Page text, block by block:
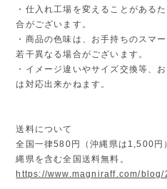
・仕入れ工場を変えることがある
合がございます。
・商品の色味は、お手持ちのスマ
若干異なる場合がございます。
・イメージ違いやサイズ交換等、
は対応出来かねます。
送料について
全国一律580円（沖縄県は1,500
縄県を含む全国送料無料。
https://www.magniraff.com/